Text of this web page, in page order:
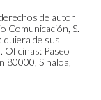
de autor
Comunicación, S.
de sus
Oficinas: Paseo
80000, Sinaloa,